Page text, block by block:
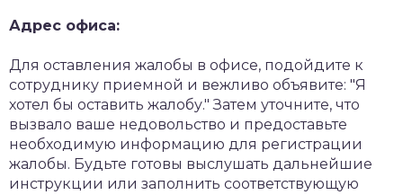
Адрес офиса:
Для оставления жалобы в офисе, подойдите к
сотруднику приемной и вежливо объявите: "Я
хотел бы оставить жалобу." Затем уточните, что
вызвало ваше недовольство и предоставьте
необходимую информацию для регистрации
жалобы. Будьте готовы выслушать дальнейшие
инструкции или заполнить соответствующую